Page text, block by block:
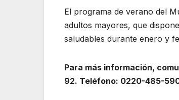
El programa de verano del
adultos mayores, que
saludables durante enero y
Para más información,
92. Teléfono: 0220-485-